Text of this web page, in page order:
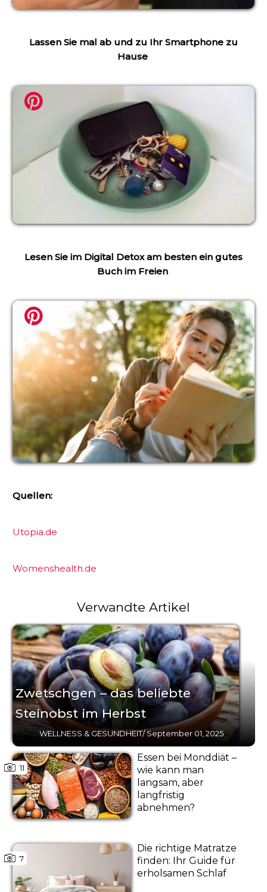
Lassen Sie mal ab und zu Ihr Smartphone zu
Hause
Lesen Sie im Digital Detox am besten ein gutes
Buch im Freien
Quellen:
Utopia.de
Womenshealth.de
Verwandte Artikel
Zwetschgen – das beliebte
Steinobst im Herbst
WELLNESS & GESUNDHEIT/September 01, 2025
11
Essen bei Monddiät –
wie kann man
langsam, aber
langfristig
abnehmen?
7
Die richtige Matratze
finden: Ihr Guide für
erholsamen Schlaf